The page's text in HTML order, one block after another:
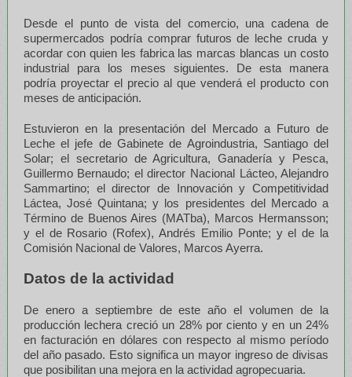
Desde el punto de vista del comercio, una cadena de
supermercados podría comprar futuros de leche cruda y
acordar con quien les fabrica las marcas blancas un costo
industrial para los meses siguientes. De esta manera
podría proyectar el precio al que venderá el producto con
meses de anticipación.
Estuvieron en la presentación del Mercado a Futuro de
Leche el jefe de Gabinete de Agroindustria, Santiago del
Solar; el secretario de Agricultura, Ganadería y Pesca,
Guillermo Bernaudo; el director Nacional Lácteo, Alejandro
Sammartino; el director de Innovación y Competitividad
Láctea, José Quintana; y los presidentes del Mercado a
Término de Buenos Aires (MATba), Marcos Hermansson;
y el de Rosario (Rofex), Andrés Emilio Ponte; y el de la
Comisión Nacional de Valores, Marcos Ayerra.
Datos de la actividad
De enero a septiembre de este año el volumen de la
producción lechera creció un 28% por ciento y en un 24%
en facturación en dólares con respecto al mismo período
del año pasado. Esto significa un mayor ingreso de divisas
que posibilitan una mejora en la actividad agropecuaria.